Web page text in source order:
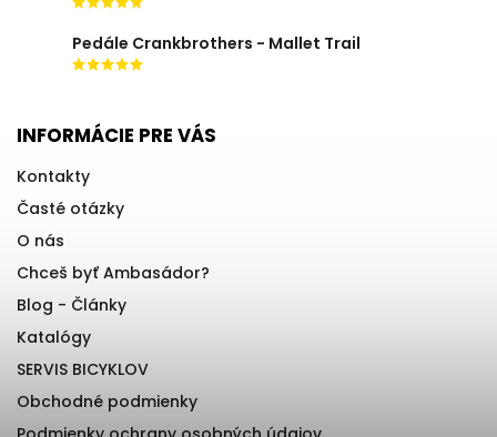
Pedále Crankbrothers - Mallet Trail
INFORMÁCIE PRE VÁS
Kontakty
Časté otázky
O nás
Chceš byť Ambasádor?
Blog - Články
Katalógy
SERVIS BICYKLOV
Obchodné podmienky